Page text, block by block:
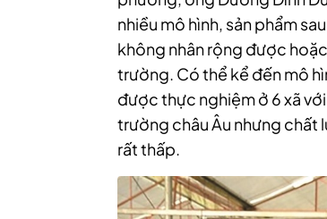
nhiều mô hình, sản phẩm
không nhân rộng được
trường. Có thể kể đến mô
được thực nghiệm ở 6 xã
trường châu Âu nhưng chất
rất thấp.